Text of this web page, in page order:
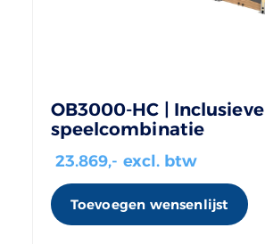
OB3000-HC | Inclusieve
speelcombinatie
23.869,- excl. btw
Toevoegen wensenlijst